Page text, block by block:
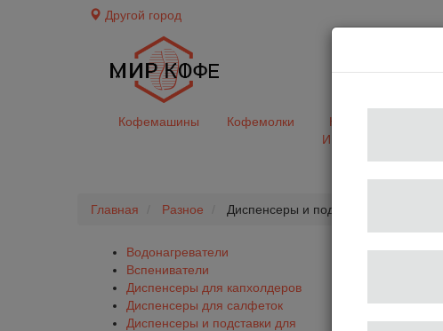
Другой город
Кофемашины Кофемолки
Кофе&Чай
Ингредиенты
Главная Разное Диспенсеры и подставки для
Водонагреватели
Вспениватели
Диспенсеры для капхолдеров
Диспенсеры для салфеток
Диспенсеры и подставки для